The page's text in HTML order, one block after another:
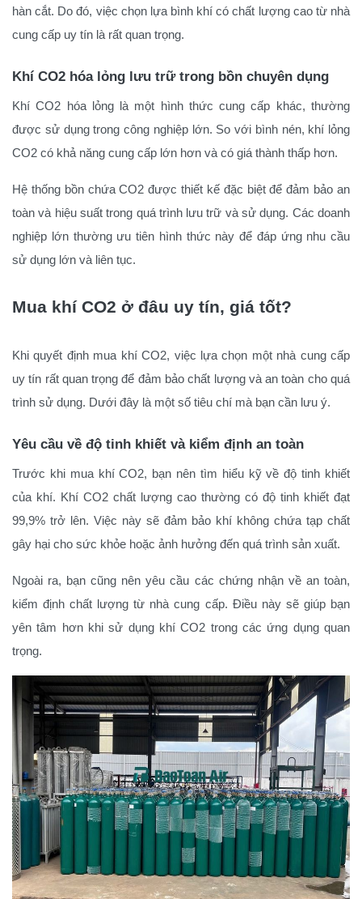
hàn cắt. Do đó, việc chọn lựa bình khí có chất lượng cao từ nhà
cung cấp uy tín là rất quan trọng.
Khí CO2 hóa lỏng lưu trữ trong bồn chuyên dụng
Khí CO2 hóa lỏng là một hình thức cung cấp khác, thường
được sử dụng trong công nghiệp lớn. So với bình nén, khí lỏng
CO2 có khả năng cung cấp lớn hơn và có giá thành thấp hơn.
Hệ thống bồn chứa CO2 được thiết kế đặc biệt để đảm bảo an
toàn và hiệu suất trong quá trình lưu trữ và sử dụng. Các doanh
nghiệp lớn thường ưu tiên hình thức này để đáp ứng nhu cầu
sử dụng lớn và liên tục.
Mua khí CO2 ở đâu uy tín, giá tốt?
Khi quyết định mua khí CO2, việc lựa chọn một nhà cung cấp
uy tín rất quan trọng để đảm bảo chất lượng và an toàn cho quá
trình sử dụng. Dưới đây là một số tiêu chí mà bạn cần lưu ý.
Yêu cầu về độ tinh khiết và kiểm định an toàn
Trước khi mua khí CO2, bạn nên tìm hiểu kỹ về độ tinh khiết
của khí. Khí CO2 chất lượng cao thường có độ tinh khiết đạt
99,9% trở lên. Việc này sẽ đảm bảo khí không chứa tạp chất
gây hại cho sức khỏe hoặc ảnh hưởng đến quá trình sản xuất.
Ngoài ra, bạn cũng nên yêu cầu các chứng nhận về an toàn,
kiểm định chất lượng từ nhà cung cấp. Điều này sẽ giúp bạn
yên tâm hơn khi sử dụng khí CO2 trong các ứng dụng quan
trọng.